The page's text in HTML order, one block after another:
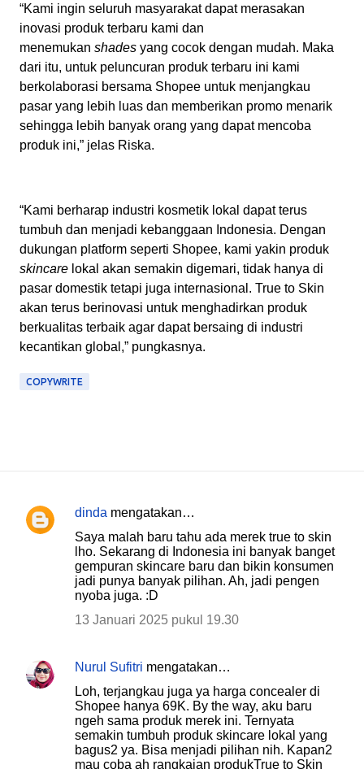
“Kami ingin seluruh masyarakat dapat merasakan
inovasi produk terbaru kami dan
menemukan shades yang cocok dengan mudah. Maka
dari itu, untuk peluncuran produk terbaru ini kami
berkolaborasi bersama Shopee untuk menjangkau
pasar yang lebih luas dan memberikan promo menarik
sehingga lebih banyak orang yang dapat mencoba
produk ini,” jelas Riska.
“Kami berharap industri kosmetik lokal dapat terus
tumbuh dan menjadi kebanggaan Indonesia. Dengan
dukungan platform seperti Shopee, kami yakin produk
skincare lokal akan semakin digemari, tidak hanya di
pasar domestik tetapi juga internasional. True to Skin
akan terus berinovasi untuk menghadirkan produk
berkualitas terbaik agar dapat bersaing di industri
kecantikan global,” pungkasnya.
COPYWRITE
K
a
r
dinda mengatakan…
Saya malah baru tahu ada merek true to skin
lho. Sekarang di Indonesia ini banyak banget
gempuran skincare baru dan bikin konsumen
jadi punya banyak pilihan. Ah, jadi pengen
nyoba juga. :D
13 Januari 2025 pukul 19.30
Nurul Sufitri mengatakan…
Loh, terjangkau juga ya harga concealer di
Shopee hanya 69K. By the way, aku baru
ngeh sama produk merek ini. Ternyata
semakin tumbuh produk skincare lokal yang
bagus2 ya. Bisa menjadi pilihan nih. Kapan2
mau coba ah rangkaian produkTrue to Skin